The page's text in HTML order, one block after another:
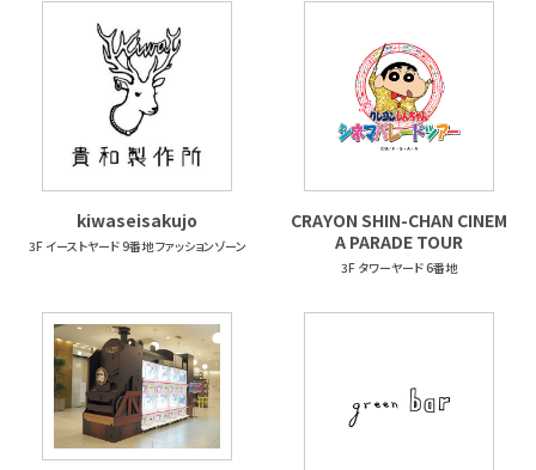
kiwaseisakujo
3F イーストヤード 9番地 ファッションゾーン
CRAYON SHIN-CHAN CINEM
A PARADE TOUR
3F タワーヤード 6番地